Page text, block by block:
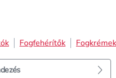
Fogfehérítők Fogkrémek